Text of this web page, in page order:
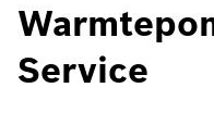
Service